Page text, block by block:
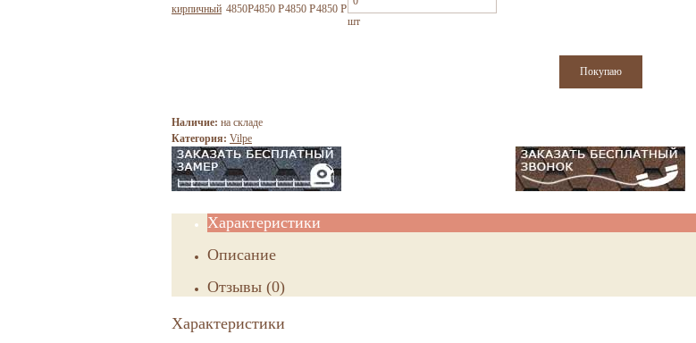
кирпичный 4850Р4850 Р4850 Р4850 Р
шт
Наличие: на складе
Категория: Vilpe
Характеристики
Описание
Отзывы (0)
Характеристики